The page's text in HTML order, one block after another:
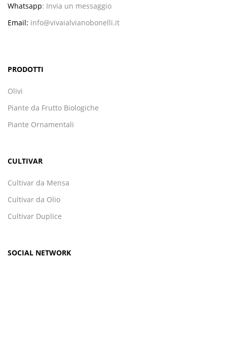
Whatsapp: Invia un messaggio
Email: info@vivaialvianobonelli.it
PRODOTTI
Olivi
Piante da Frutto Biologiche
Piante Ornamentali
CULTIVAR
Cultivar da Mensa
Cultivar da Olio
Cultivar Duplice
SOCIAL NETWORK